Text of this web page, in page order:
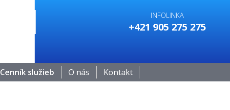
INFOLINKA
+421 905 275 275
Cenník služieb O nás Kontakt